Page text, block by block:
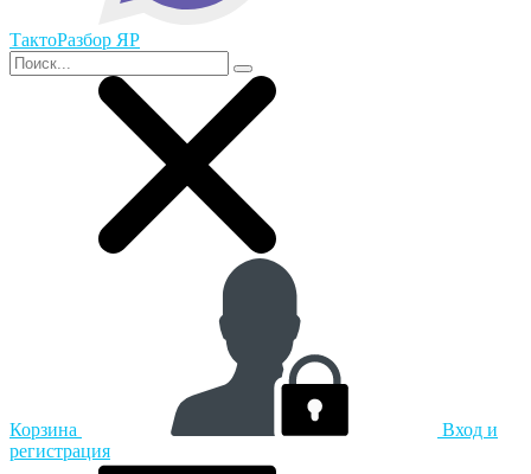
ТактоРазбор ЯР
Корзина
Вход и
регистрация